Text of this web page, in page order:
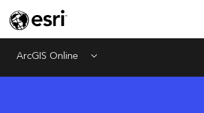
ArcGIS Online Menu